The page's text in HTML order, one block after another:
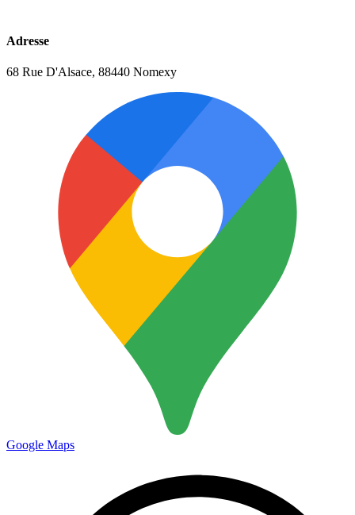
Adresse
68 Rue D'Alsace, 88440 Nomexy
Google Maps